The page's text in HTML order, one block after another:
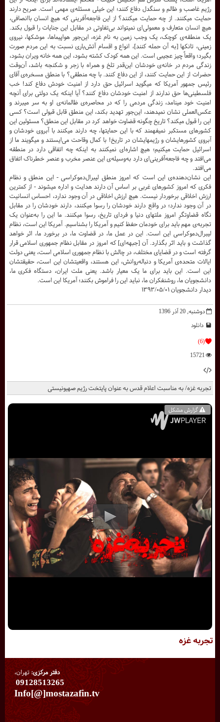
تجربه غزه
گزارش مشکل
تجربه غزه/ به مناسبت اعلام قدس به عنوان پایتخت رژیم صهیونیستی
دوشنبه, 20 آذر 1396
دانلود
(6)
15721
رژیم غاصب و ظالم و سنگدل دفاع کنند؛ این خیلى مسئله‌‌ى مهمى است. صریح دارند
حمایت میکنند. از چه حمایت میکنند؟ از این فاجعه‌‌آفرینى که هیچ انسان باانصافى،
هیچ انسان متعارف و معمولى‌‌اى نمیتواند بى‌‌تفاوتى در مقابل این جنایات را قبول بکند.
یک منطقه‌‌ى کوچک، یک وجب زمین به نام غزه، این‌‌جور هواپیماها، موشکها، نیروى
زمینى، تانکها [به آن حمله کنند]، انواع و اقسام آتش‌‌بارى نسبت به این مردم صورت
بگیرد؛ واقعاً چیز عجیبى است. این همه کودک کشته بشود، این همه خانه ویران بشود،
زندگى مردم در خانه‌‌ى خودشان این‌‌قدر تلخ و همراه با زجر و شکنجه باشد، آن‌‌وقت
حضرات از این حمایت کنند، از این دفاع کنند. با چه منطقى؟ با منطق مسخره‌‌ى آقاى
رئیس جمهور آمریکا که میگوید اسرائیل حق دارد از امنیت خودش دفاع کند! خب
فلسطینى‌‌ها حق ندارند از امنیت خودشان دفاع کنند؟ آیا اینکه یک دولتى براى آنچه
امنیت خود مینامد، زندگى مردمى را که در محاصره‌‌ى ظالمانه‌‌ى او به سر میبرند و
عکس‌‌العملى نشان نمیدهند، این‌‌جور تهدید بکند، این منطق قابل قبولى است؟ کسى
این را قبول میکند؟ تاریخ چگونه قضاوت خواهد کرد در مقابل این منطق؟ مسئولین این
کشورهاى مستکبر نمیفهمند که با این حمایتها، چه دارند میکنند با آبروى خودشان و
آبروى کشورهایشان و رژیمهایشان در تاریخ! با کمال وقاحت مى‌‌ایستند و میگویند ما از
اسرائیل حمایت میکنیم؛ هیچ اشاره‌‌اى نمیکنند به اینکه چه اتفاقى دارد در منطقه
مى‌‌افتد و چه فاجعه‌‌آفرینى‌‌اى دارد به‌‌وسیله‌‌ى این عنصر مخرب و عنصر خطرناک اتفاق
مى‌‌افتد.
این نشان‌‌دهنده‌‌ى این است که امروز منطق لیبرال‌‌دموکراسى - این منطق و نظام
فکرى که امروز کشورهاى غربى بر اساس آن دارند هدایت و اداره میشوند - از کمترین
ارزش اخلاقى برخوردار نیست. هیچ ارزش اخلاقى در آن وجود ندارد، احساس انسانیت
در آن وجود ندارد؛ در واقع دارند خودشان را رسوا میکنند، دارند خودشان را در مقابل
نگاه قضاوتگرِ امروز ملتهاى دنیا و فرداى تاریخ، رسوا میکنند. ما این را به‌‌عنوان یک
تجربه‌‌ى مهم باید براى خودمان حفظ کنیم و آمریکا را بشناسیم. آمریکا این است، نظام
لیبرال‌‌دموکراسى این است. این در عمل ما، در قضاوت ما، در برخورد ما، اثر خواهد
گذاشت و باید اثر بگذارد. آن [جبهه‌‌اى‌‌] که امروز در مقابل نظام جمهورى اسلامى قرار
گرفته است و در قضایاى مختلف، در چالش با نظام جمهورى اسلامى است، یعنى دولت
ایالات متحده‌‌ى آمریکا و دنباله‌‌روانش، این هستند، واقعیتشان این است، حقیقتشان
این است. این باید براى ما یک معیار باشد. یعنى ملت ایران، دستگاه فکرى ما،
دانشجویان ما، روشنفکران ما، نباید این را فراموش بکنند؛ آمریکا این است.
دیدار دانشجویان ۱۳۹۳/۰۵/۰۱
دفتر مرکزی:تهران،
09128513265
Info[@]mostazafin.tv